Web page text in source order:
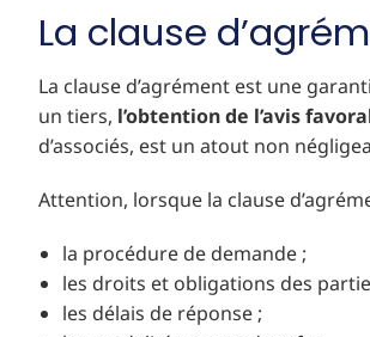
La clause
La clause d’agrément est une
un tiers, l’obtention de l’avis
d’associés, est un atout non
Attention, lorsque la clause
la procédure de demande ;
les droits et obligations des
les délais de réponse ;